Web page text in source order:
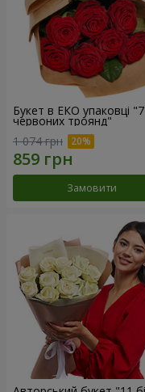
Букет в ЕКО упаковці "7
червоних троянд"
1 074 грн
Замовити